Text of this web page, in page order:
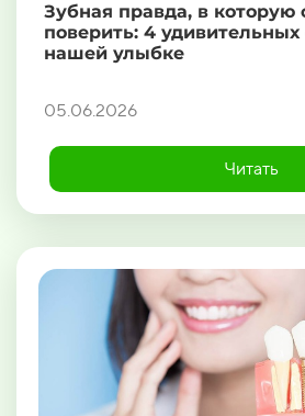
Зубная правда, в которую
поверить: 4
нашей улыбке
05.06.2026
Читать